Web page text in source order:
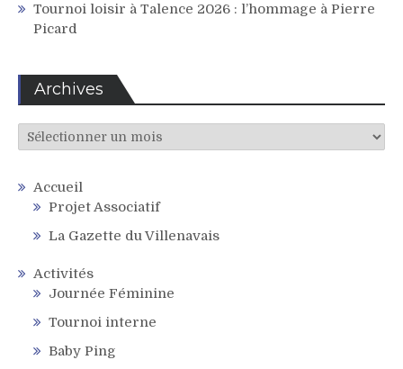
Tournoi loisir à Talence 2026 : l’hommage à Pierre
Picard
Archives
Archives
Accueil
Projet Associatif
La Gazette du Villenavais
Activités
Journée Féminine
Tournoi interne
Baby Ping